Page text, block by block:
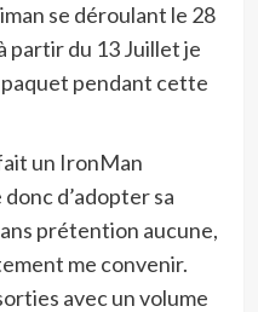
se déroulant le 28
partir du 13 Juillet je
paquet pendant cette
un IronMan
d’adopter sa
prétention aucune,
me convenir.
avec un volume